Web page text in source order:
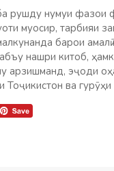
рушду нумуи фазои
муосир, тарбияи
барои
нашри китоб,
арзишманд, эҷоди
Тоҷикистон ва